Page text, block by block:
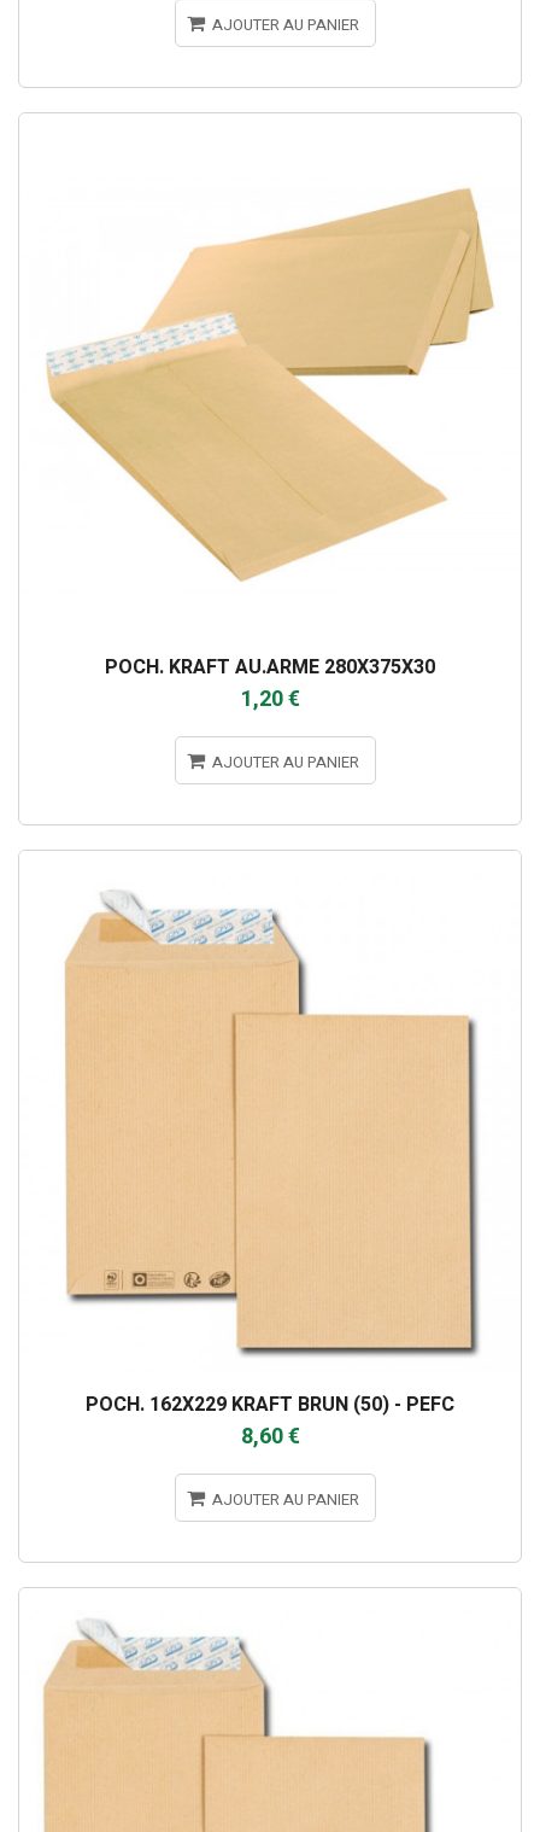
AJOUTER AU PANIER
POCH. KRAFT AU.ARME 280X375X30
1,20 €
AJOUTER AU PANIER
POCH. 162X229 KRAFT BRUN (50) - PEFC
8,60 €
AJOUTER AU PANIER